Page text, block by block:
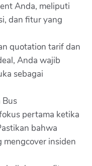
Anda, meliputi
dan fitur yang
quotation tarif dan
Anda wajib
sebagai
Bus
pertama ketika
bahwa
mengcover insiden